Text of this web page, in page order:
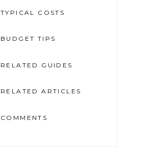
TYPICAL COSTS
BUDGET TIPS
RELATED GUIDES
RELATED ARTICLES
COMMENTS